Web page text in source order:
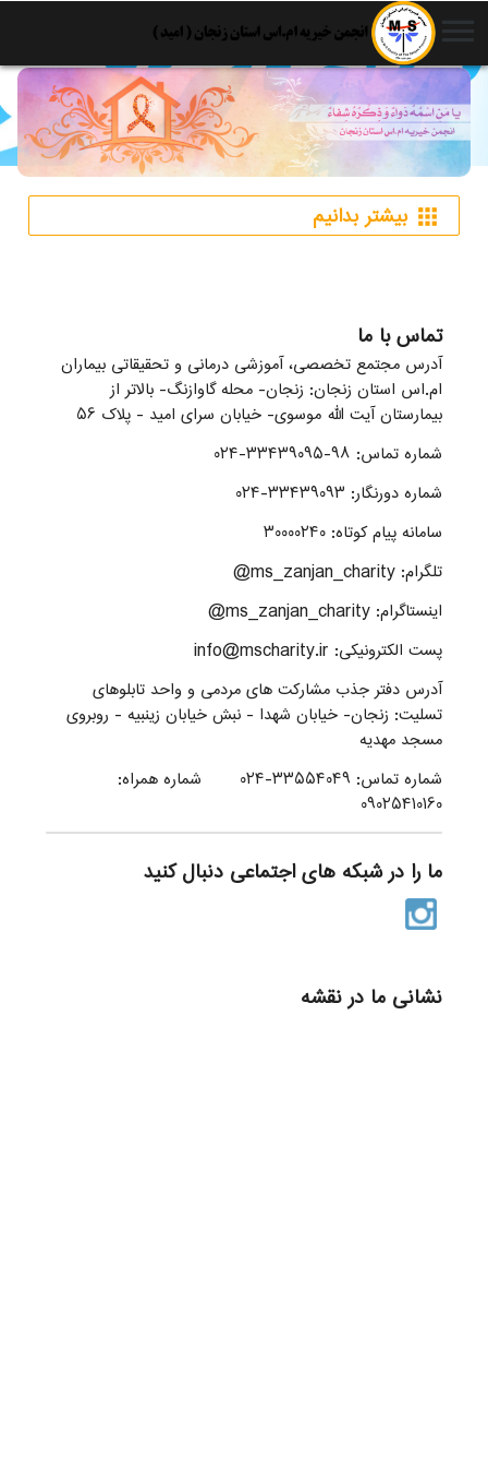
menu
apps بیشتر بدانیم
تماس با ما
آدرس مجتمع تخصصی، آموزشی درمانی و تحقیقاتی بیماران
ام.اس استان زنجان: زنجان- محله گاوازنگ- بالاتر از
بیمارستان آیت الله موسوی- خیابان سرای امید - پلاک ۵۶
شماره تماس: ۹۸-۳۳۴۳۹۰۹۵-۰۲۴
شماره دورنگار: ۳۳۴۳۹۰۹۳-۰۲۴
سامانه پیام کوتاه: ۳۰۰۰۰۲۴۰
تلگرام: ms_zanjan_charity@
اینستاگرام: ms_zanjan_charity@
پست الکترونیکی: info@mscharity.ir
آدرس دفتر جذب مشارکت های مردمی و واحد تابلوهای
تسلیت: زنجان- خیابان شهدا - نبش خیابان زینبیه - روبروی
مسجد مهدیه
شماره تماس: ۳۳۵۵۴۰۴۹-۰۲۴ شماره همراه:
۰۹۰۲۵۴۱۰۱۶۰
ما را در شبکه های اجتماعی دنبال کنید
نشانی ما در نقشه